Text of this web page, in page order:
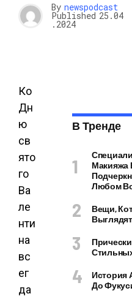
By newspodcast
Published 25.04
.2024
Ко
Дн
ю
св
ято
го
Ва
ле
нти
на
вс
ег
да
В Тренде
Макияжа
Любом
Вещи,
История
До